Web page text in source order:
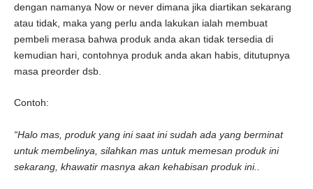
dengan namanya Now or never dimana jika diartikan sekarang
atau tidak, maka yang perlu anda lakukan ialah membuat
pembeli merasa bahwa produk anda akan tidak tersedia di
kemudian hari, contohnya produk anda akan habis, ditutupnya
masa preorder dsb.
Contoh:
“Halo mas, produk yang ini saat ini sudah ada yang berminat
untuk membelinya, silahkan mas untuk memesan produk ini
sekarang, khawatir masnya akan kehabisan produk ini..